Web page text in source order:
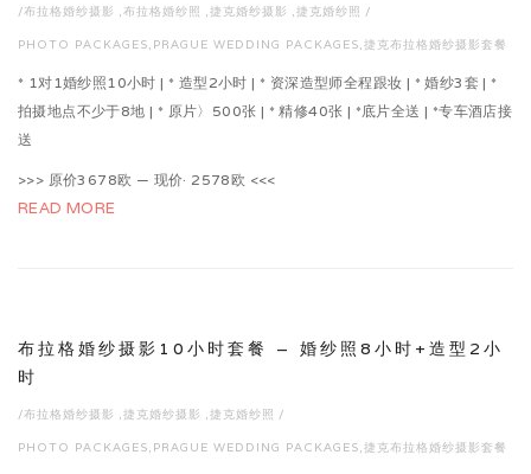
/布拉格婚纱摄影 ,布拉格婚纱照 ,捷克婚纱摄影 ,捷克婚纱照 /
PHOTO PACKAGES, PRAGUE WEDDING PACKAGES,捷克布拉格婚纱摄影套餐
* 1对1婚纱照10小时 | * 造型2小时 | * 资深造型师全程跟妆 | * 婚纱3套 | *
拍摄地点不少于8地 | * 原片〉500张 | * 精修40张 | *底片全送 | *专车酒店接
送
>>> 原价3678欧 — 现价· 2578欧 <<<
READ MORE
布拉格婚纱摄影10小时套餐 – 婚纱照8小时+造型2小
时
/布拉格婚纱摄影 ,捷克婚纱摄影 ,捷克婚纱照 /
PHOTO PACKAGES, PRAGUE WEDDING PACKAGES,捷克布拉格婚纱摄影套餐